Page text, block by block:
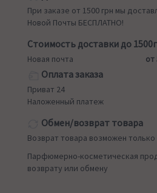
При заказе от 1500 грн мы
Новой Почты БЕСПЛАТНО!
Стоимость доставки до
Новая почта от
Оплата заказа
Приват 24
Наложенный платеж
Обмен/возврат товара
Возврат товара возможен
Парфюмерно-косметическая
возврату или обмену